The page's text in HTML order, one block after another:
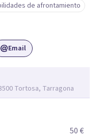
de afrontamiento
Email
Tortosa, Tarragona
50 €